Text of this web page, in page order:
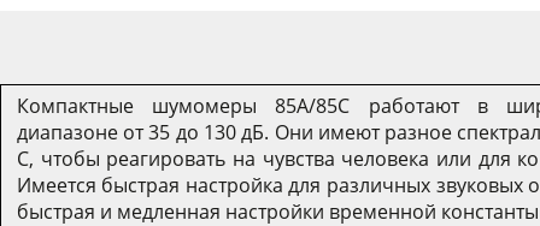
Компактные шумомеры 85A/85C работают в
диапазоне от 35 до 130 дБ. Они имеют разное
C, чтобы реагировать на чувства человека или для
Имеется быстрая настройка для различных звуковых
быстрая и медленная настройки временной